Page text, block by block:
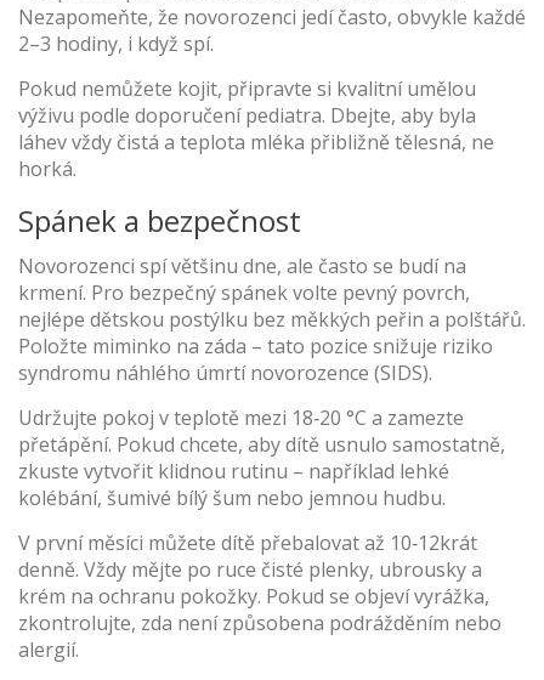
Nezapomeňte, že novorozenci jedí často, obvykle každé
2–3 hodiny, i když spí.
Pokud nemůžete kojit, připravte si kvalitní umělou
výživu podle doporučení pediatra. Dbejte, aby byla
láhev vždy čistá a teplota mléka přibližně tělesná, ne
horká.
Spánek a bezpečnost
Novorozenci spí většinu dne, ale často se budí na
krmení. Pro bezpečný spánek volte pevný povrch,
nejlépe dětskou postýlku bez měkkých peřin a polštářů.
Položte miminko na záda – tato pozice snižuje riziko
syndromu náhlého úmrtí novorozence (SIDS).
Udržujte pokoj v teplotě mezi 18‑20 °C a zamezte
přetápění. Pokud chcete, aby dítě usnulo samostatně,
zkuste vytvořit klidnou rutinu – například lehké
kolébání, šumivé bílý šum nebo jemnou hudbu.
V první měsíci můžete dítě přebalovat až 10‑12krát
denně. Vždy mějte po ruce čisté plenky, ubrousky a
krém na ochranu pokožky. Pokud se objeví vyrážka,
zkontrolujte, zda není způsobena podrážděním nebo
alergií.